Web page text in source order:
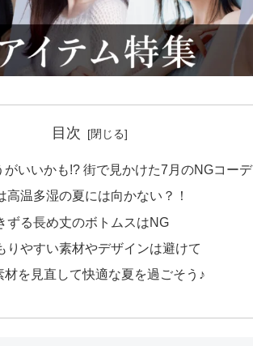
目次
がいいかも!? 街で見かけた7月のNGコーデ
高温多湿の夏には向かない？！
ずる長め丈のボトムスはNG
りやすい素材やデザインは避けて
材を見直して快適な夏を過ごそう♪